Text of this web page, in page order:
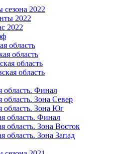
сезона 2022
2022
2022
область
область
область
область
область. Финал
Зона Север
область. Зона Юг
область. Финал
область. Зона Восток
область. Зона Запад